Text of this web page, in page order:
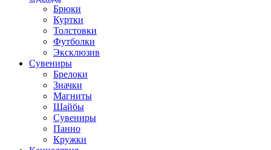
Брюки
Куртки
Толстовки
Футболки
Эксклюзив
Сувениры
Брелоки
Значки
Магниты
Шайбы
Сувениры
Панно
Кружки